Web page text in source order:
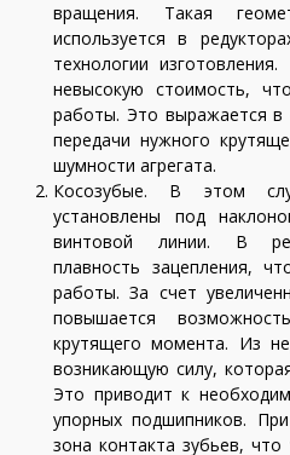
вращения. Такая
используется в
технологии
невысокую стоимость,
работы. Это выражается в
передачи нужного
шумности агрегата.
Косозубые. В этом
установлены под
винтовой линии. В
плавность зацепления,
работы. За счет
повышается
крутящего момента. Из
возникающую силу,
Это приводит к
упорных подшипников.
зона контакта зубьев,